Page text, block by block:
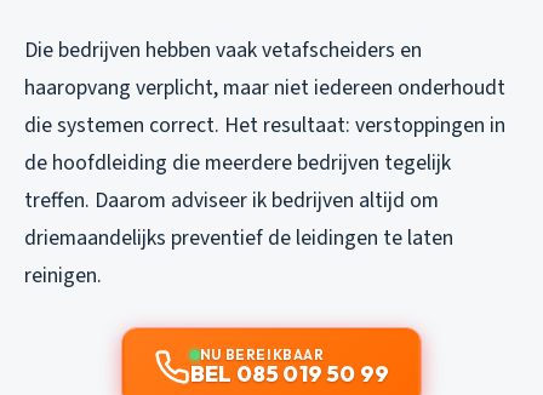
Die bedrijven hebben vaak vetafscheiders en
haaropvang verplicht, maar niet iedereen onderhoudt
die systemen correct. Het resultaat: verstoppingen in
de hoofdleiding die meerdere bedrijven tegelijk
treffen. Daarom adviseer ik bedrijven altijd om
driemaandelijks preventief de leidingen te laten
reinigen.
NU BEREIKBAAR
BEL 085 019 50 99